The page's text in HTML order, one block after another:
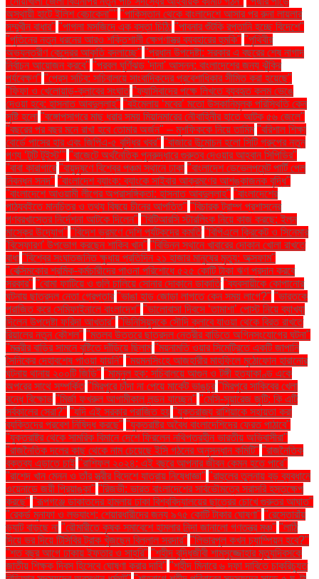
অস্থায়ী হাটে ইলিশ বেচাকেনা"'' "পাকিস্তান থেকে বাংলাদেশে আসার পর রুনা লায়লার
সম্মুখীন বাধার" "পাগলা মসজিদে এক বস্তা চিঠি: "পাবনার শুঁটকি রপ্তানি হচ্ছে বিদেশে"
"পুতিনের নতুন ধরনের আরও শক্তিশালী ক্ষেপণাস্ত্র ব্যবহারের হুমকি" "পৃথিবীর
অভ্যন্তরীণ কেন্দ্রের আকৃতি বদলাচ্ছে" "প্রধান উপদেষ্টা: সরকার এ বছরের শেষ নাগাদ
নির্বাচন আয়োজন করবে" "প্রবল ঘূর্ণিঝড় 'দানা' আসন্ন: বাংলাদেশের জন্য ঝুঁকির
পর্যবেক্ষণ" "প্রেস সচিব: সচিবালয়ে সাংবাদিকদের প্রবেশাধিকার সীমিত করা হয়েছে"
"ফিফা ও খেলোয়াড়-ক্লাবের সংঘাত "ফ্যাসিবাদের পক্ষে লিখতে ব্যবহৃত কলম ভেঙে
দেওয়া হবে: হাসনাত আবদুল্লাহ" "বইমেলায় ‘মবের’ মতো উসকানিমূলক পরিস্থিতি কেন
সৃষ্টি হলো "বঙ্গোপসাগরে মাছ ধরার সময় মিয়ানমারের নৌবাহিনীর হাতে আটক ৫৬ জেলে"
"বছরের পর বছর মনে রাখা হবে তোমার অর্জন" – মুশফিককে নিয়ে তামিম "বরিশাল শিক্ষা
বোর্ডে পাসের হার এবং জিপিএ-৫ বৃদ্ধির খবর" "বাজারে উন্মোচন হলো সিটি গ্রুপের নতুন
পণ্য ‘টুটি টুইস্ট’" "বাজেটে অর্থনৈতিক পুনরুদ্ধারে গুরুত্ব দেওয়ার আহ্বান সিপিডির"
"বাবা কারাগারে "বায়ুদূষণে বিশ্বের পঞ্চম স্থানে ঢাকা "বাংলাদেশ ডেভেলপমেন্ট পার্টি পেল
নিবন্ধন সনদ" "বাংলাদেশ ব্যাংক: ব্যাংকে সাইবার আক্রমণের আশঙ্কাজনক বৃদ্ধি"
"বাংলাদেশে আওয়ামী লীগের অপ্রাসঙ্গিকতা: হাসনাত আবদুল্লাহ" "বাংলাদেশের
পাঠ্যবইতে মানচিত্র ও তথ্য বিষয়ে চীনের আপত্তি" "বিচারক ট্রাম্প প্রশাসনের
গণবরখাস্তের নির্দেশনা আটকে দিলেন" "বিটিআরসি স্টারলিংক নিয়ে কাজ করছে: ইলন
মাস্কের উদ্যোগ" "বিদেশ ভ্রমণে দেশি পর্যটকদের কমতি "বিপিএলে ক্রিকেট ও সিনেমার
'বিস্ফোরণ' উপভোগ করছেন শাকিব খান" "বিভিন্ন স্থানে খাবারের দোকান খোলা রাখতে
বাধা "বিশ্বের সংঘাতজনিত ক্ষুধায় প্রতিদিন ২১ হাজার মানুষের মৃত্যু: অক্সফাম"
"বেক্সিমকোর শ্রমিক-কর্মচারীদের পাওনা পরিশোধে ৫২৫ কোটি টাকা ঋণ প্রদান করবে
সরকার" "বোমা ফাটিয়ে ও গুলি চালিয়ে সোনার দোকানে ডাকাতি "ব্যবসায়ীকে কোপানোর
ঘটনায় ছাত্রদল নেতা গ্রেপ্তার "ভাঙা হাড় জোড়া লাগতে কেন সময় লাগে?" "ভারতকে
পরাজিত করে সেমিফাইনালে বাংলাদেশ" "ভালোবাসা দিবসে ‘তামাশা’ পোস্ট নিয়ে ব্যাখ্যা
দিলেন উপদেষ্টা ফরিদা আখতার" "ভিনিসিয়ুসকে সৌদি ক্লাবে যাওয়া থেকে বিরত রাখতে
রিয়ালের নতুন কৌশল" "মতলব উত্তরে ছাত্রদল নেত্রীর বাড়িতে অগ্নিসংযোগের ঘটনা"
"মন্ত্রীর বাড়ির সামনে বৃষ্টিতে দাঁড়িয়ে ছিলাম "ময়নামতি ওয়ার সিমেট্রিতে একটি জাপানি
সৈনিকের দেহাবশেষ পাওয়া যায়নি" "ময়মনসিংহে আজহারীর মাহফিলে মুঠোফোন হারানোর
ঘটনায় থানায় ২০০টি জিডি" "মামুনুল হক: সচিবালয়ে আগুন ও টঙ্গী হত্যাকাণ্ড একে
অপরের সাথে সম্পর্কিত "মিরপুরে চাঁদা না পেয়ে মার্কেট ভাঙচুর "মিরপুরে সাকিবের খেলা
বন্ধে বিক্ষোভ "মির্জা ফখরুল আগামীকাল লন্ডন যাচ্ছেন" "মেসি-সুয়ারেজ জুটি: কি এটি
সর্বকালের সেরা?" "যদি এই সরকার পরাজিত হয় "যুক্তরাজ্য রাশিয়াকে সহায়তা করা
ব্যক্তিদের প্রবেশ নিষিদ্ধ করছে" "যুক্তরাষ্ট্র অবৈধ বাংলাদেশিদের ফেরত পাঠাবে"
"যুক্তরাষ্ট্র থেকে সামরিক বিমানে দেশে ফিরলেন নথিপত্রহীন ভারতীয় অভিবাসীরা"
"রাজনৈতিক দলের কাছ থেকে নাম চেয়েছে ইসি গঠনের অনুসন্ধান কমিটি" "রাজনৈতিক
বক্তব্য এড়াতে চাই "রাশিফল ২০২৪: এই বছরে আপনার জীবন কেমন হতে পারে"
"রাশেদ খান মেনন ও তাঁর স্ত্রীর বিদেশে যাত্রায় নিষেধাজ্ঞা" "রাহুলের তুলনায় বড় ব্যবধানে
ওয়েনাডে জয়ী প্রিয়াঙ্কা" "রিজভী: ভারত বাংলাদেশের সার্বভৌমত্বে সরাসরি হস্তক্ষেপ
করছে" "রূপগঞ্জে ডাকাতদের হামলায় ঢাকা বিশ্ববিদ্যালয়ের ছাত্রের চোখে গুরুতর আঘাত"
"রেকর্ড মুনাফা ও লভ্যাংশ: শেয়ারধারীদের জন্য ৯৭৫ কোটি টাকার ঘোষণা" "রেস্তোরাঁয়
ভ্যাট বাড়ছে না "রৌমারীতে কৃষক সমাবেশে হামলার নিন্দা জানালো গণতন্ত্র মঞ্চ" "লাঠি
দিয়ে ভর দিয়ে টিসিবির ট্রাক খুঁজছেন বিল্লাল সরদার" "লিভারপুল কখন চ্যাম্পিয়ন হবে?"
"শত বছর আগে ঢাকায় ইফতার ও সাহ্‌রি" "শহীদ বুদ্ধিজীবী শামসুজ্জোহার মৃত্যুদিবসকে
জাতীয় শিক্ষক দিবস হিসেবে ঘোষণা করার দাবি" "শহীদ মিনারে ৬ দফা দাবিতে চাকরিচ্যুত